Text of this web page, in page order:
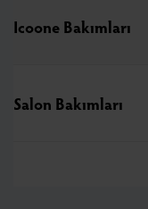
Icoone Bakımları
Salon Bakımları